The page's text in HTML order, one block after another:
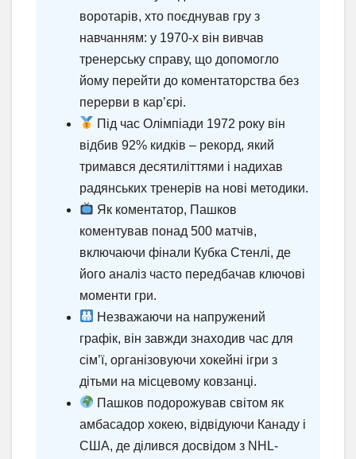
воротарів, хто поєднував гру з
навчанням: у 1970-х він вивчав
тренерську справу, що допомогло
йому перейти до коментаторства без
перерви в кар’єрі.
Під час Олімпіади 1972 року він
відбив 92% кидків – рекорд, який
тримався десятиліттями і надихав
радянських тренерів на нові методики.
Як коментатор, Пашков
коментував понад 500 матчів,
включаючи фінали Кубка Стенлі, де
його аналіз часто передбачав ключові
моменти гри.
Незважаючи на напружений
графік, він завжди знаходив час для
сім’ї, організовуючи хокейні ігри з
дітьми на місцевому ковзанці.
Пашков подорожував світом як
амбасадор хокею, відвідуючи Канаду і
США, де ділився досвідом з NHL-